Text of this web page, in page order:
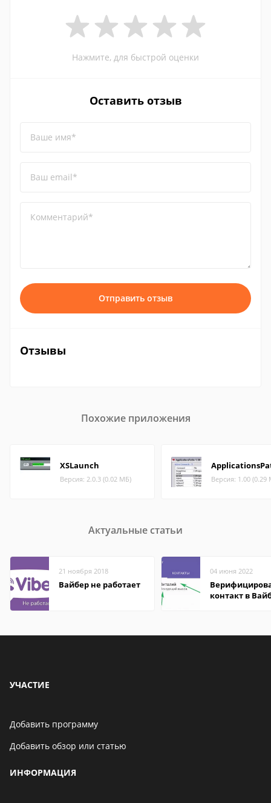
Нажмите, для быстрой оценки
Оставить отзыв
Ваше имя*
Ваш email*
Комментарий*
Отправить отзыв
Отзывы
Похожие приложения
XSLaunch
Версия: 2.0.3 (0.02 МБ) Версия: 1.00 (0.29
Актуальные статьи
21 ноября 2018
Вайбер не работает
04 июня 2022
контакт в
УЧАСТИЕ
Добавить программу
Добавить обзор или статью
ИНФОРМАЦИЯ